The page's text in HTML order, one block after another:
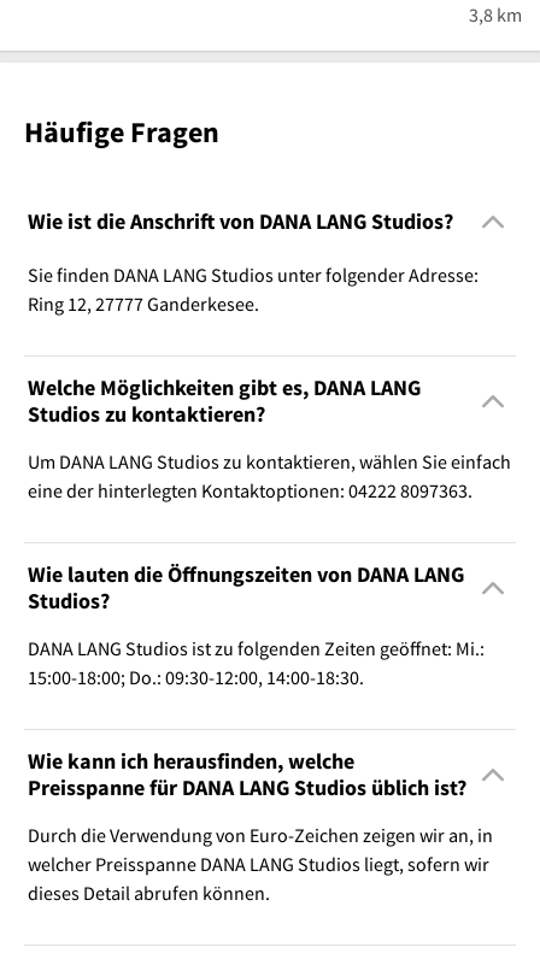
3,8 km
Häufige Fragen
Wie ist die Anschrift von DANA LANG Studios?
Sie finden DANA LANG Studios unter folgender Adresse:
Ring 12, 27777 Ganderkesee.
Welche Möglichkeiten gibt es, DANA LANG
Studios zu kontaktieren?
Um DANA LANG Studios zu kontaktieren, wählen Sie einfach
eine der hinterlegten Kontaktoptionen: 04222 8097363.
Wie lauten die Öffnungszeiten von DANA LANG
Studios?
DANA LANG Studios ist zu folgenden Zeiten geöffnet: Mi.:
15:00-18:00; Do.: 09:30-12:00, 14:00-18:30.
Wie kann ich herausfinden, welche
Preisspanne für DANA LANG Studios üblich ist?
Durch die Verwendung von Euro-Zeichen zeigen wir an, in
welcher Preisspanne DANA LANG Studios liegt, sofern wir
dieses Detail abrufen können.